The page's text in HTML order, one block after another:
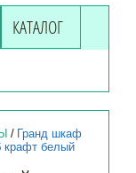
КАТАЛОГ
/ Гранд шкаф
крафт белый